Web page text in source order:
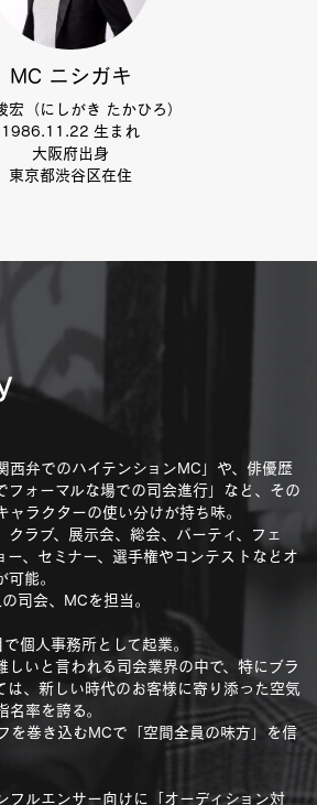
MC ニシガキ
宏（にしがき たかひろ）
1986.11.22 生まれ
大阪府出身
東京都渋谷区在住
西弁でのハイテンションMC」や、俳優歴
フォーマルな場での司会進行」など、その
ャラクターの使い分けが持ち味。
クラブ、展示会、総会、パーティ、フェ
ー、セミナー、選手権やコンテストなどオ
可能。
司会、MCを担当。
個人事務所として起業。
しいと言われる司会業界の中で、特にブラ
は、新しい時代のお客様に寄り添った空気
率を誇る。
を巻き込むMCで「空間全員の味方」を信
フルエンサー向けに「オーディション対